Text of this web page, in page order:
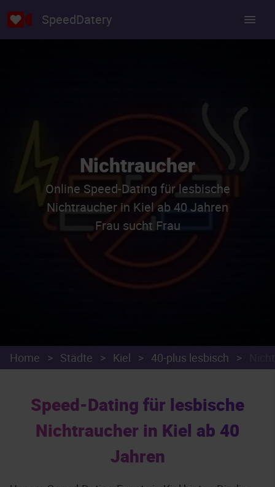
SpeedDatery
Nichtraucher
Online Speed-Dating für lesbische
Nichtraucher in Kiel ab 40 Jahren
Frau sucht Frau
Home > Städte > Kiel > 40-plus lesbisch >
Speed-Dating für lesbische
Nichtraucher in Kiel ab 40
Jahren